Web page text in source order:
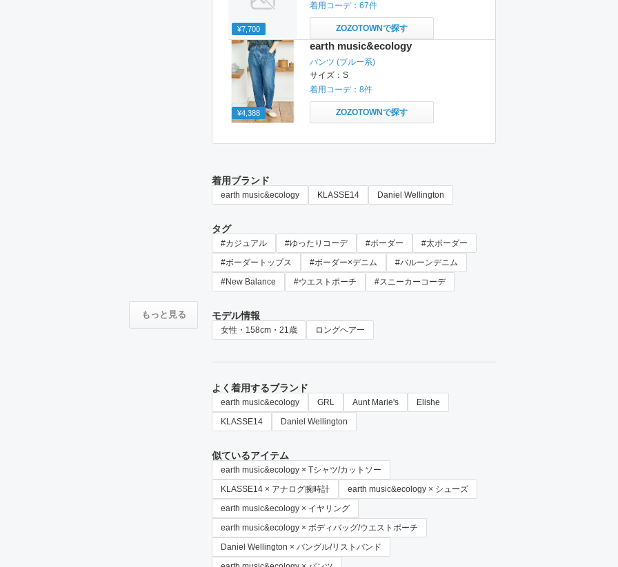
¥7,700
着用コーデ： 67件
ZOZOTOWNで探す
¥4,388
earth music&ecology
パンツ (ブルー系)
サイズ： S
着用コーデ： 8件
ZOZOTOWNで探す
着用ブランド
earth music&ecology KLASSE14 Daniel Wellington
タグ
#カジュアル #ゆったりコーデ #ボーダー
#太ボーダー
#ボーダートップス
#ボーダー×デニム
#バルーンデニム
#New Balance
#ウエストポーチ #スニーカーコーデ
モデル情報
女性・158cm・21歳 ロングヘアー
よく着用するブランド
earth music&ecology GRL Aunt Marie's
Elishe
KLASSE14
Daniel Wellington
似ているアイテム
earth music&ecology × Tシャツ/カットソー
KLASSE14 × アナログ腕時計
earth music&ecology × シューズ
earth music&ecology × イヤリング
earth music&ecology × ボディバッグ/ウエストポーチ
Daniel Wellington × バングル/リストバンド
もっと見る